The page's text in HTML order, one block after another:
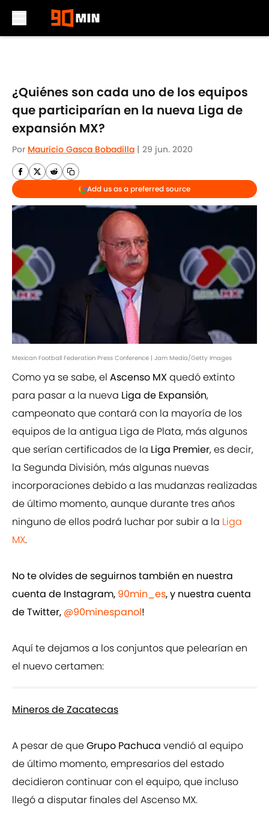
¿Quiénes son cada uno de los equipos
que participarían en la nueva Liga de
expansión MX?
Por Mauricio Gasca Bobadilla | 29 jun. 2020
Add us as a preferred source
Mexican Football Federation Press Conference | Jam Media/Getty Images
Como ya se sabe, el Ascenso MX quedó extinto
para pasar a la nueva Liga de Expansión,
campeonato que contará con la mayoría de los
equipos de la antigua Liga de Plata, más algunos
que serían certificados de la Liga Premier, es decir,
la Segunda División, más algunas nuevas
incorporaciones debido a las mudanzas realizadas
de último momento, aunque durante tres años
ninguno de ellos podrá luchar por subir a la Liga
MX.
No te olvides de seguirnos también en nuestra
cuenta de Instagram, 90min_es, y nuestra cuenta
de Twitter, @90minespanol!
Aquí te dejamos a los conjuntos que pelearían en
el nuevo certamen:
Mineros de Zacatecas
A pesar de queGrupo Pachuca vendió al equipo
de último momento, empresarios del estado
decidieron continuar con el equipo, que incluso
llegó a disputar finales del Ascenso MX.